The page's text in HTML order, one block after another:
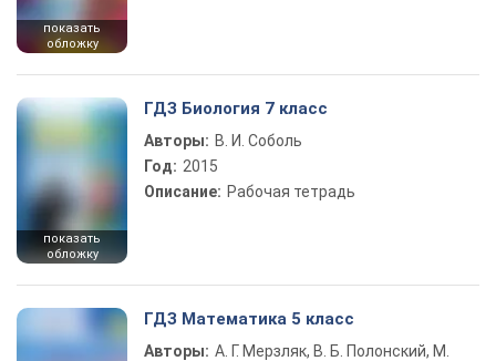
показать
обложку
показать
обложку
ГДЗ Биология 7 класс
Авторы: В. И. Соболь
Год: 2015
Описание: Рабочая тетрадь
ГДЗ Математика 5 класс
Авторы: А. Г. Мерзляк, В. Б. Полонский, М.